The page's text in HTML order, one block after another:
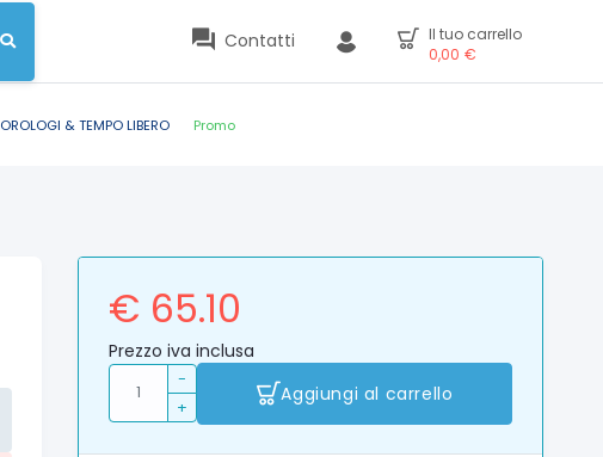
Contatti
Il tuo carrello
0,00 €
OROLOGI & TEMPO LIBERO Promo
€ 65.10
Prezzo iva inclusa
-
+
Aggiungi al carrello